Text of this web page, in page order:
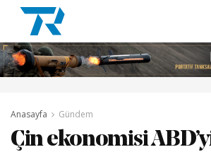
Anasayfa Gündem
Çin ekonomisi